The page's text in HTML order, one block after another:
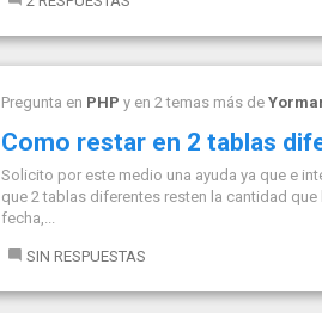
Pregunta en PHP y en 2 temas más de
Como restar en 2 tablas
Solicito por este medio una ayuda ya que e
que 2 tablas diferentes resten la cantidad
fecha,...
SIN RESPUESTAS